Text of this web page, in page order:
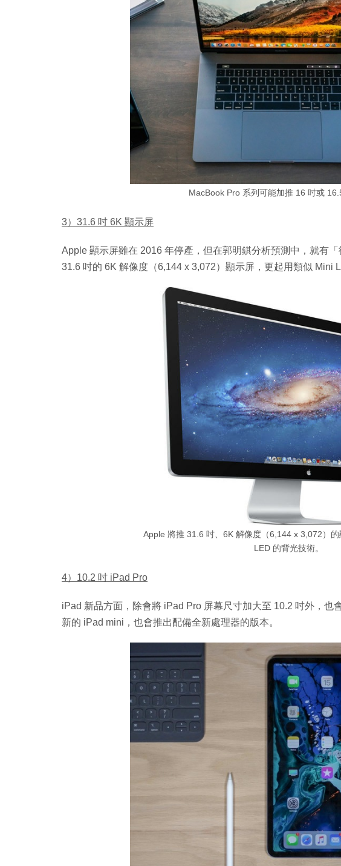
MacBook Pro 系列可能加推 16 吋或
3）31.6 吋 6K 顯示屏
Apple 顯示屏雖在 2016 年停產，但在郭明錤分析預測中，就有
31.6 吋的 6K 解像度（6,144 x 3,072）顯示屏，更起用類似 Mini
Apple 將推 31.6 吋、6K 解像度（6,144 x 3,072）
LED 的背光技術。
4）10.2 吋 iPad Pro
iPad 新品方面，除會將 iPad Pro 屏幕尺寸加大至 10.2 吋外，也
新的 iPad mini，也會推出配備全新處理器的版本。